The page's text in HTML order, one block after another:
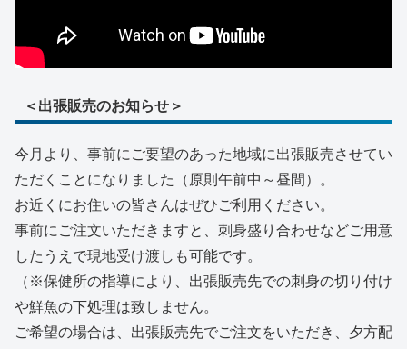
＜出張販売のお知らせ＞
今月より、事前にご要望のあった地域に出張販売させてい
ただくことになりました（原則午前中～昼間）。
お近くにお住いの皆さんはぜひご利用ください。
事前にご注文いただきますと、刺身盛り合わせなどご用意
したうえで現地受け渡しも可能です。
（※保健所の指導により、出張販売先での刺身の切り付け
や鮮魚の下処理は致しません。
ご希望の場合は、出張販売先でご注文をいただき、夕方配